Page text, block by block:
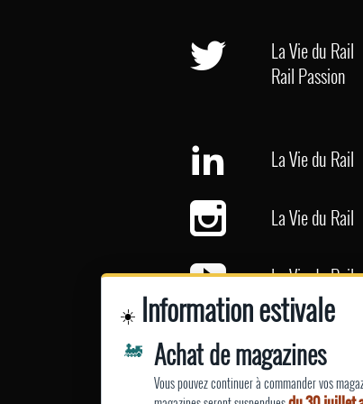
La Vie du Rail
Rail Passion
La Vie du Rail
La Vie du Rail
La Vie du Rail
Rail Passion
☀️ Information estivale
🚂 Achat de magazines
Vous pouvez continuer à commander vos